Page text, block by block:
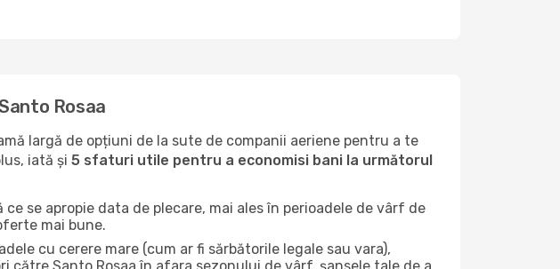
Rosaa
largă de opțiuni de la sute de companii aeriene pentru a te
iată și 5 sfaturi utile pentru a economisi bani la următorul
se apropie data de plecare, mai ales în perioadele de vârf de
mai bune.
cu cerere mare (cum ar fi sărbătorile legale sau vara),